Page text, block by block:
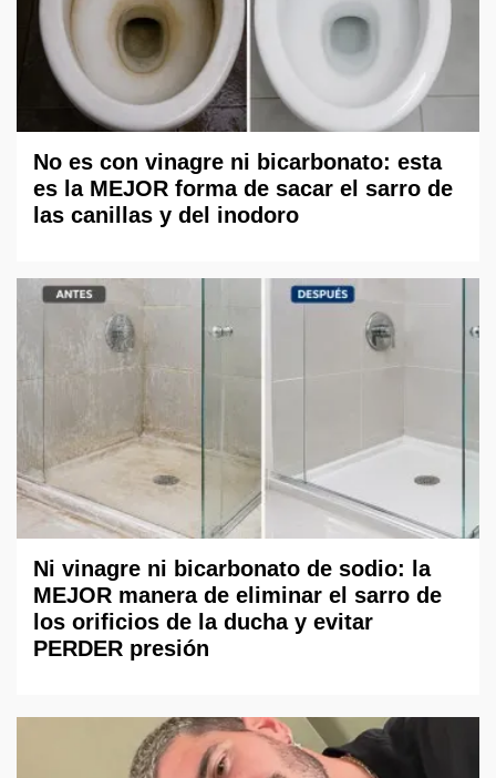
No es con vinagre ni bicarbonato: esta
es la MEJOR forma de sacar el sarro de
las canillas y del inodoro
Ni vinagre ni bicarbonato de sodio: la
MEJOR manera de eliminar el sarro de
los orificios de la ducha y evitar
PERDER presión